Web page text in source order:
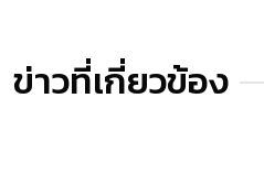
ข่าวที่เกี่ยวข้อง